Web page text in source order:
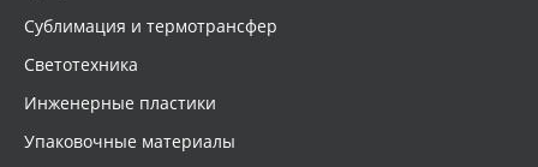
Сублимация и термотрансфер
Светотехника
Инженерные пластики
Упаковочные материалы